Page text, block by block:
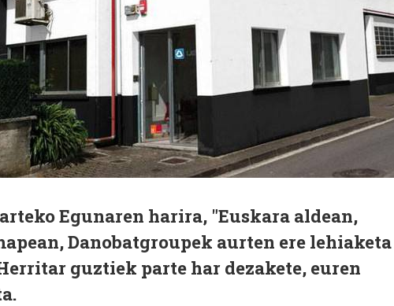
Egunaren harira, "Euskara aldean,
Danobatgroupek aurten ere lehiaketa
guztiek parte har dezakete, euren